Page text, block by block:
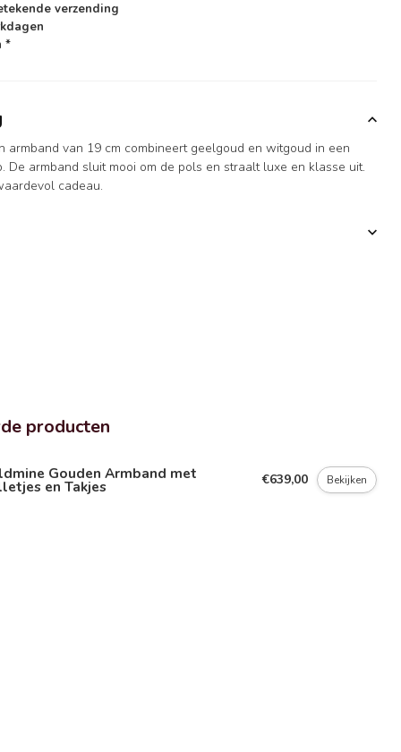
verzending
*
armband van 19 cm combineert geelgoud en witgoud in een
De armband sluit mooi om de pols en straalt luxe en klasse uit.
cadeau.
producten
Gouden Armband met
en Takjes €639,00 Bekijken